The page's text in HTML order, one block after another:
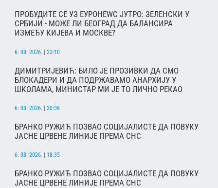
ПРОБУДИТЕ СЕ УЗ ЕУРОНЕWС ЈУТРО: ЗЕЛЕНСКИ У
СРБИЈИ - МОЖЕ ЛИ БЕОГРАД ДА БАЛАНСИРА
ИЗМЕЂУ КИЈЕВА И МОСКВЕ?
6. 08. 2026. | 22:10
ДИМИТРИЈЕВИЋ: БИЛО ЈЕ ПРОЗИВКИ ДА СМО
БЛОКАДЕРИ И ДА ПОДРЖАВАМО АНАРХИЈУ У
ШКОЛАМА, МИНИСТАР МИ ЈЕ ТО ЛИЧНО РЕКАО
6. 08. 2026. | 20:36
БРАНКО РУЖИЋ ПОЗВАО СОЦИЈАЛИСТЕ ДА ПОВУКУ
ЈАСНЕ ЦРВЕНЕ ЛИНИЈЕ ПРЕМА СНС
6. 08. 2026. | 18:35
БРАНКО РУЖИЋ ПОЗВАО СОЦИЈАЛИСТЕ ДА ПОВУКУ
ЈАСНЕ ЦРВЕНЕ ЛИНИЈЕ ПРЕМА СНС